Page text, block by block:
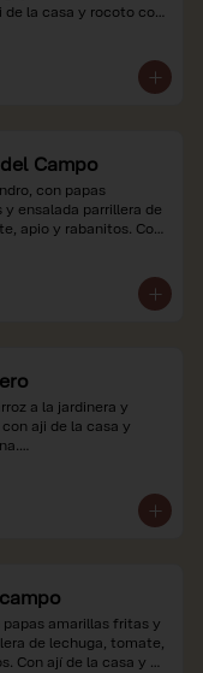
la casa y rocoto con
están expresados en
impuestos de ley y
Campo
con papas
ensalada parrillera de
apio y rabanitos. Con
están expresados en
impuestos de ley y
a la jardinera y
aji de la casa y
impuestos de ley y
amarillas fritas y
de lechuga, tomate,
Con ají de la casa y